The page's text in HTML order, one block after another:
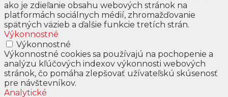
ako je zdieľanie obsahu webových stránok na
platformách sociálnych médií, zhromažďovanie
spätných väzieb a ďalšie funkcie tretích strán.
Výkonnostné
Výkonnostné
Výkonnostné cookies sa používajú na pochopenie a
analýzu kľúčových indexov výkonnosti webových
stránok, čo pomáha zlepšovať užívateľskú skúsenosť
pre návštevníkov.
Analytické